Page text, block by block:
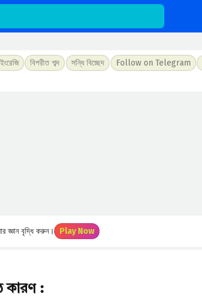
ইংরেজি বিপরীত শব্দ সন্ধি বিচ্ছেদ Follow on Telegram
জ্ঞান বৃদ্ধি করুন। Play Now
কারণ :